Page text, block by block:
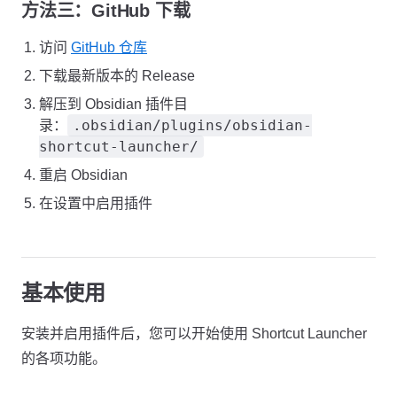
方法三：GitHub 下载
访问 GitHub 仓库
下载最新版本的 Release
解压到 Obsidian 插件目
录：
.obsidian/plugins/obsidian-
shortcut-launcher/
重启 Obsidian
在设置中启用插件
基本使用
安装并启用插件后，您可以开始使用 Shortcut Launcher
的各项功能。